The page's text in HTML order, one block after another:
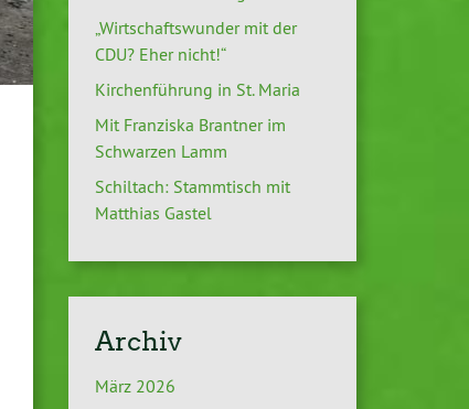
„Wirtschaftswunder mit der
CDU? Eher nicht!“
Kirchenführung in St. Maria
Mit Franziska Brantner im
Schwarzen Lamm
Schiltach: Stammtisch mit
Matthias Gastel
Archiv
März 2026